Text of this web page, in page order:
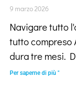
9 marzo 2026
Navigare tutto
tutto compreso
dura tre mesi.
Per saperne di più "